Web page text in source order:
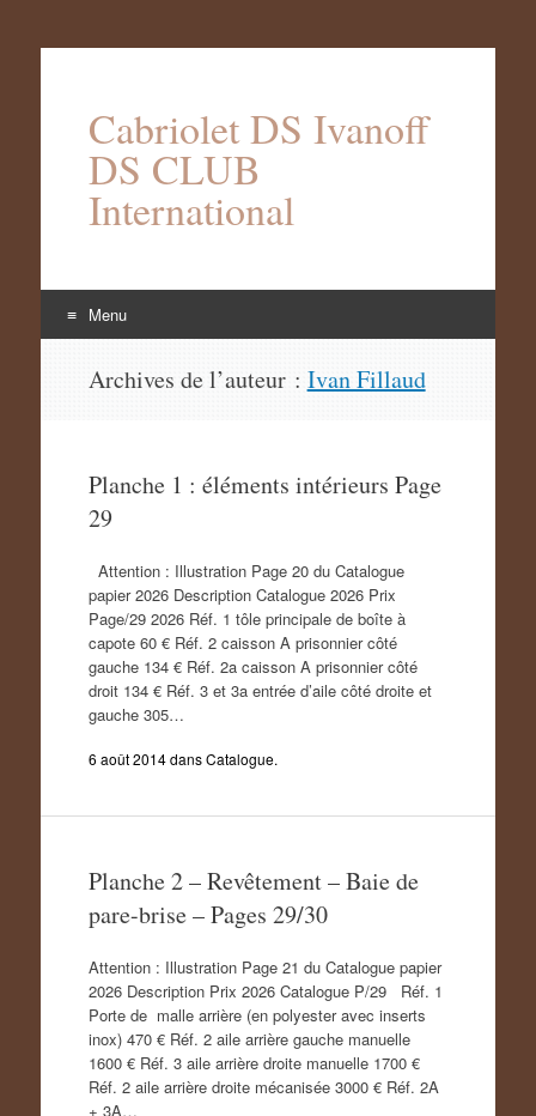
Cabriolet DS Ivanoff
DS CLUB
International
Menu
Archives de l’auteur : Ivan Fillaud
Planche 1 : éléments intérieurs Page
29
Attention : Illustration Page 20 du Catalogue
papier 2026 Description Catalogue 2026 Prix
Page/29 2026 Réf. 1 tôle principale de boîte à
capote 60 € Réf. 2 caisson A prisonnier côté
gauche 134 € Réf. 2a caisson A prisonnier côté
droit 134 € Réf. 3 et 3a entrée d’aile côté droite et
gauche 305…
6 août 2014dansCatalogue.
Planche 2 – Revêtement – Baie de
pare-brise – Pages 29/30
Attention : Illustration Page 21 du Catalogue papier
2026 Description Prix 2026 Catalogue P/29 Réf. 1
Porte de malle arrière (en polyester avec inserts
inox) 470 € Réf. 2 aile arrière gauche manuelle
1600 € Réf. 3 aile arrière droite manuelle 1700 €
Réf. 2 aile arrière droite mécanisée 3000 € Réf. 2A
+ 3A…